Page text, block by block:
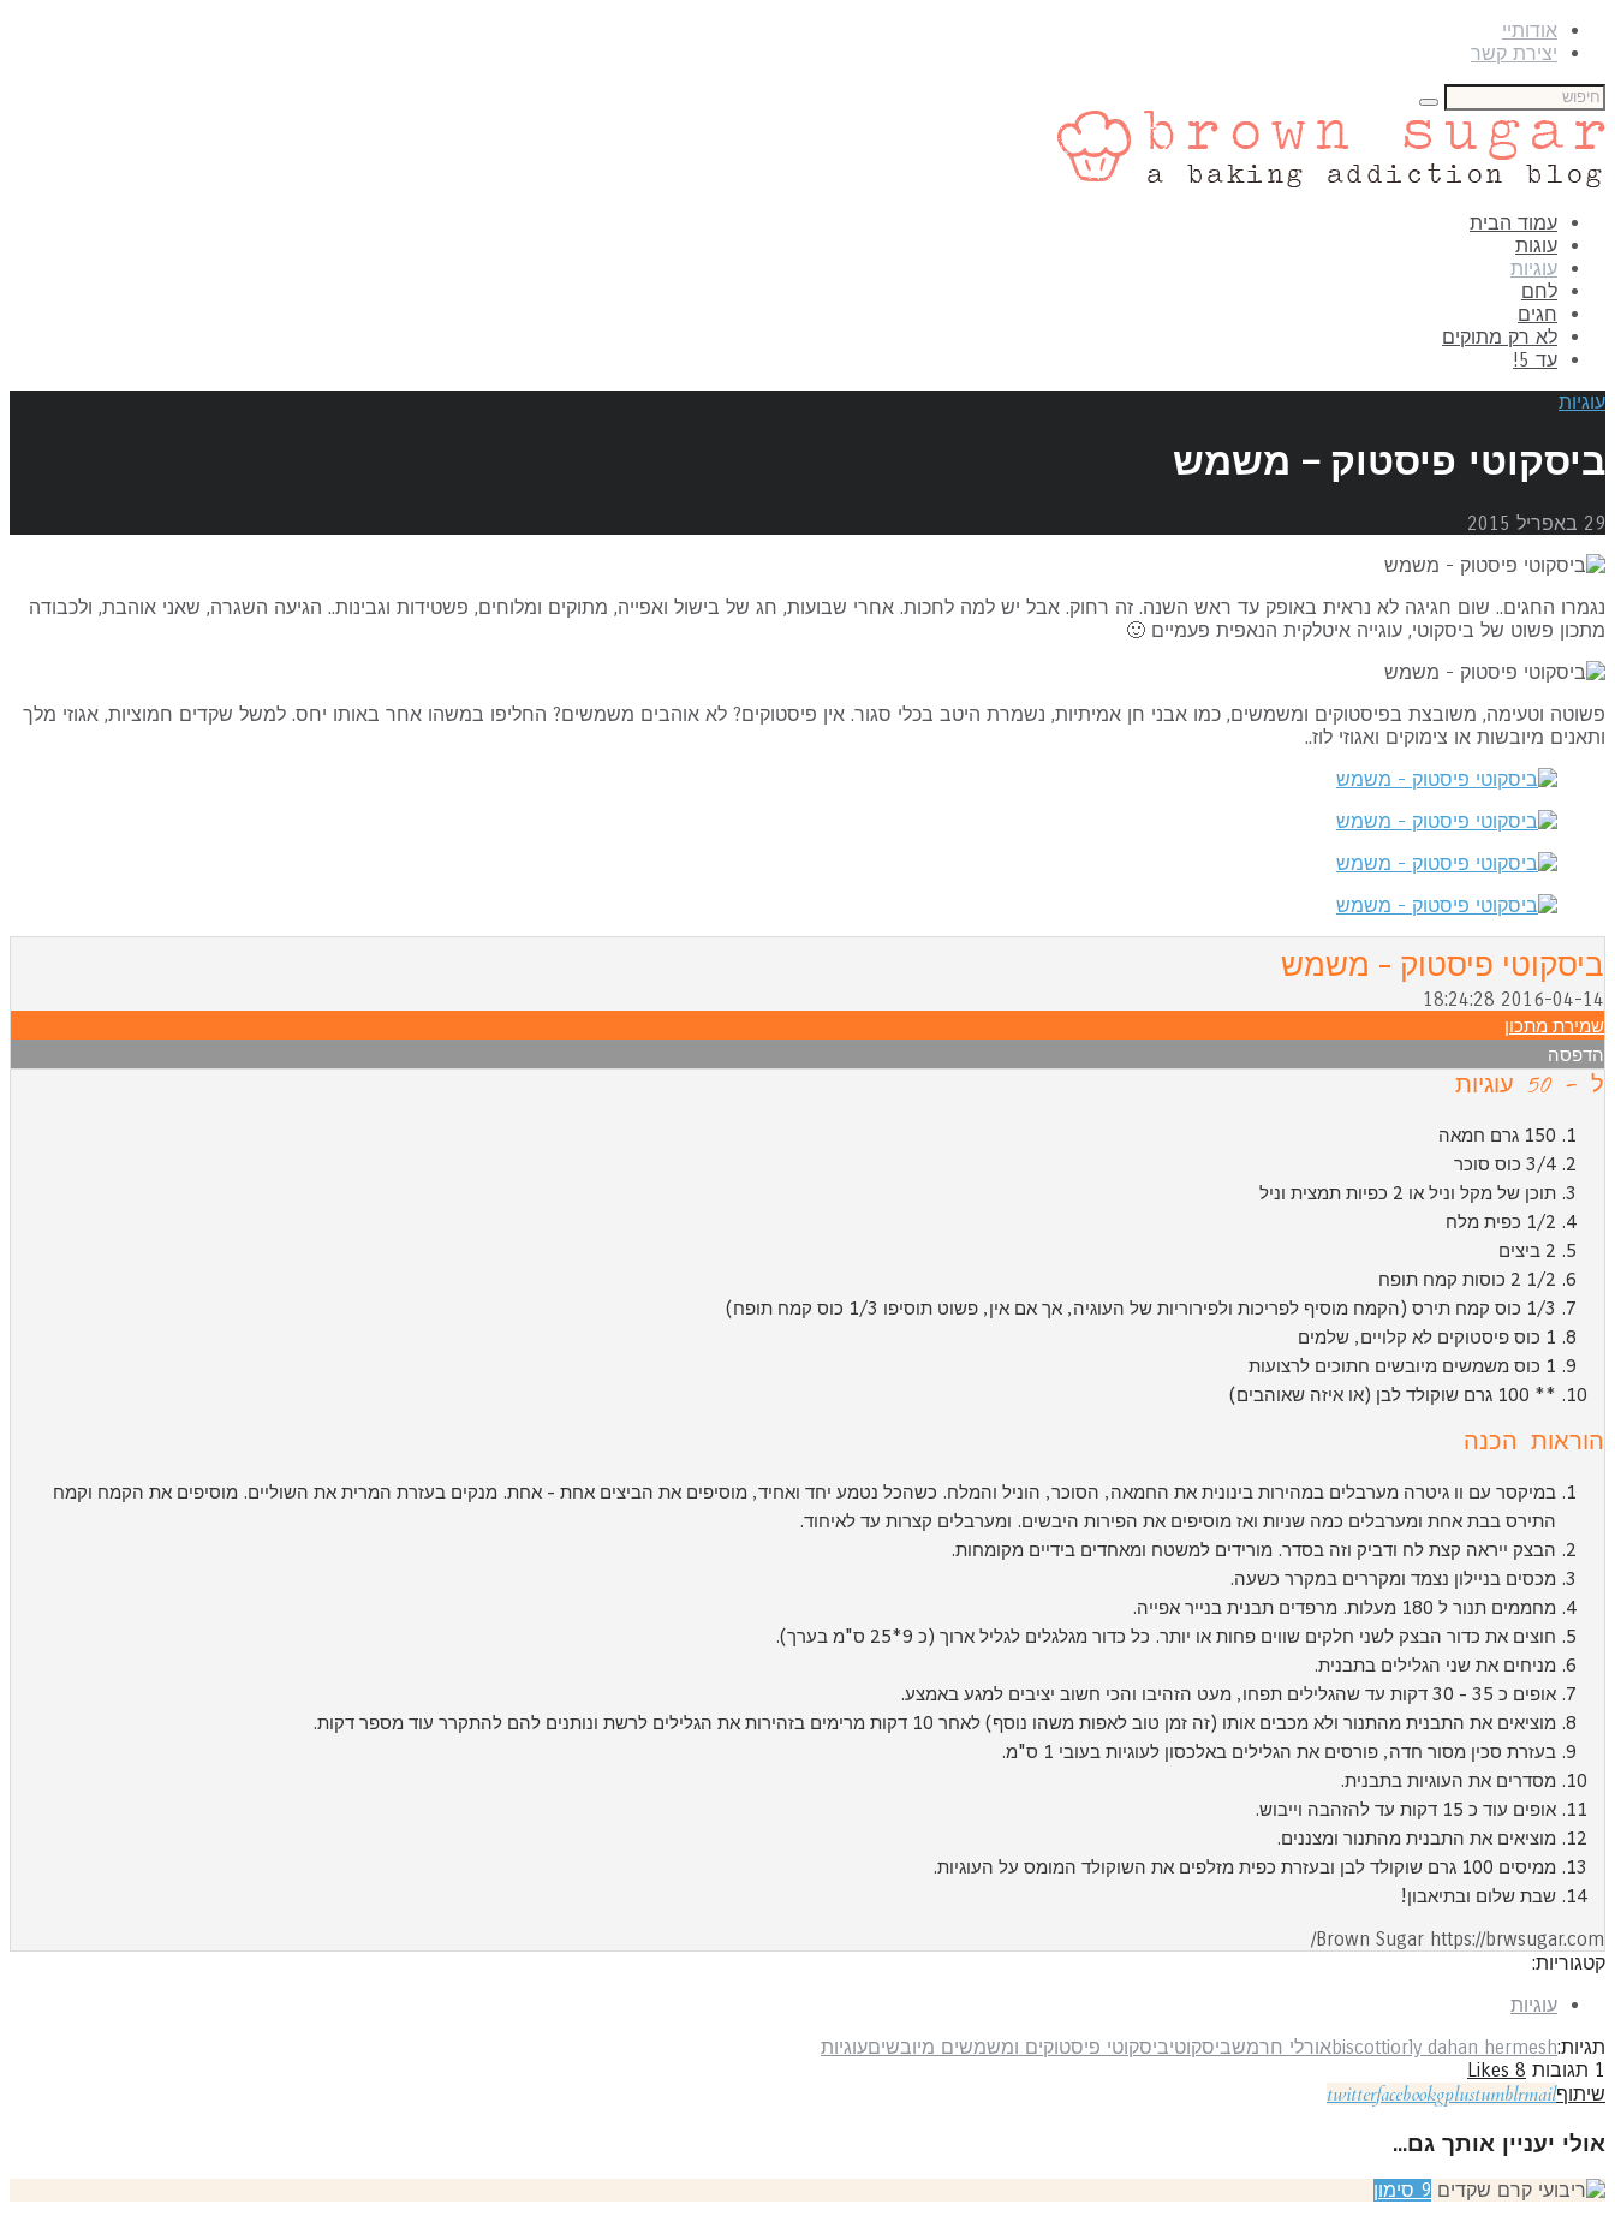
אודותיי
יצירת קשר
עמוד הבית
עוגות
עוגיות
לחם
חגים
לא רק מתוקים
עד 5!
עוגיות
ביסקוטי פיסטוק – משמש
29 באפריל 2015
נגמרו החגים.. שום חגיגה לא נראית באופק עד ראש השנה. זה רחוק. אבל יש למה לחכות. אחרי שבועות, חג של בישול ואפייה, מתוקים ומלוחים, פשטידות וגבינות.. הגיעה השגרה, שאני אוהבת, ולכבודה
מתכון פשוט של ביסקוטי, עוגייה איטלקית הנאפית פעמיים 🙂
פשוטה וטעימה, משובצת בפיסטוקים ומשמשים, כמו אבני חן אמיתיות, נשמרת היטב בכלי סגור. אין פיסטוקים? לא אוהבים משמשים? החליפו במשהו אחר באותו יחס. למשל שקדים חמוציות, אגוזי מלך
ותאנים מיובשות או צימוקים ואגוזי לוז..
ביסקוטי פיסטוק - משמש
2016-04-14 18:24:28
שמירת מתכון
הדפסה
ל - 50 עוגיות
150 גרם חמאה
3/4 כוס סוכר
תוכן של מקל וניל או 2 כפיות תמצית וניל
1/2 כפית מלח
2 ביצים
1/2 2 כוסות קמח תופח
1/3 כוס קמח תירס (הקמח מוסיף לפריכות ולפירוריות של העוגיה, אך אם אין, פשוט תוסיפו 1/3 כוס קמח תופח)
1 כוס פיסטוקים לא קלויים, שלמים
1 כוס משמשים מיובשים חתוכים לרצועות
** 100 גרם שוקולד לבן (או איזה שאוהבים)
הוראות הכנה
במיקסר עם וו גיטרה מערבלים במהירות בינונית את החמאה, הסוכר, הוניל והמלח. כשהכל נטמע יחד ואחיד, מוסיפים את הביצים אחת - אחת. מנקים בעזרת המרית את השוליים. מוסיפים את הקמח וקמח
התירס בבת אחת ומערבלים כמה שניות ואז מוסיפים את הפירות היבשים. ומערבלים קצרות עד לאיחוד.
הבצק ייראה קצת לח ודביק וזה בסדר. מורידים למשטח ומאחדים בידיים מקומחות.
מכסים בניילון נצמד ומקררים במקרר כשעה.
מחממים תנור ל 180 מעלות. מרפדים תבנית בנייר אפייה.
חוצים את כדור הבצק לשני חלקים שווים פחות או יותר. כל כדור מגלגלים לגליל ארוך (כ 9*25 ס"מ בערך).
מניחים את שני הגלילים בתבנית.
אופים כ 35 - 30 דקות עד שהגלילים תפחו, מעט הזהיבו והכי חשוב יציבים למגע באמצע.
מוציאים את התבנית מהתנור ולא מכבים אותו (זה זמן טוב לאפות משהו נוסף) לאחר 10 דקות מרימים בזהירות את הגלילים לרשת ונותנים להם להתקרר עוד מספר דקות.
בעזרת סכין מסור חדה, פורסים את הגלילים באלכסון לעוגיות בעובי 1 ס"מ.
מסדרים את העוגיות בתבנית.
אופים עוד כ 15 דקות עד להזהבה וייבוש.
מוציאים את התבנית מהתנור ומצננים.
ממיסים 100 גרם שוקולד לבן ובעזרת כפית מזלפים את השוקולד המומס על העוגיות.
שבת שלום ובתיאבון!
Brown Sugar https://brwsugar.com/
קטגוריות:
עוגיות
תגיות:
biscottiorly dahan hermesh אורלי חרמשביסקוטיביסקוטי פיסטוקים ומשמשים מיובשיםעוגיות
1 תגובות 8
שיתוף
twitterfacebookgplustumblrmail
אולי יעניין אותך גם...
9 סימון